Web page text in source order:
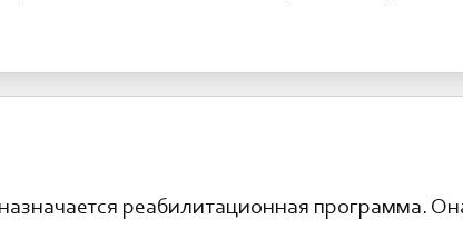
реабилитационная программа.